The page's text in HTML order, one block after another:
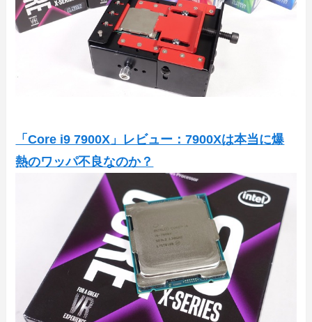
「Core i9 7900X」レビュー：7900Xは本当に爆
熱のワッパ不良なのか？